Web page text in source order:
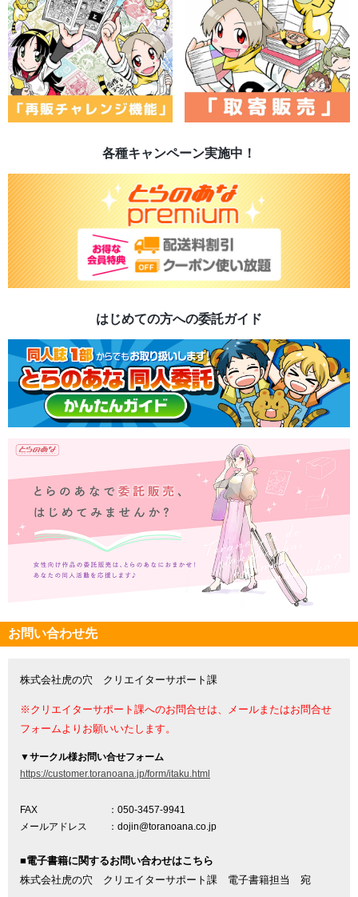
各種キャンペーン実施中！
はじめての方への委託ガイド
お問い合わせ先
株式会社虎の穴 クリエイターサポート課
※クリエイターサポート課へのお問合せは、メールまたはお問合せ
フォームよりお願いいたします。
▼サークル様お問い合せフォーム
https://customer.toranoana.jp/form/itaku.html
FAX
：050-3457-9941
メールアドレス
：dojin@toranoana.co.jp
■電子書籍に関するお問い合わせはこちら
株式会社虎の穴 クリエイターサポート課 電子書籍担当 宛